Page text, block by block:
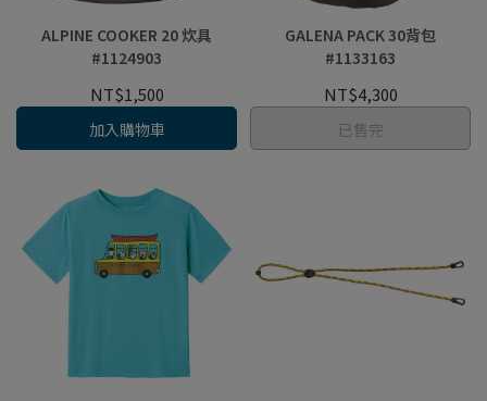
ALPINE COOKER 20 炊具
#1124903
NT$1,500
加入購物車
GALENA PACK 30背包
#1133163
NT$4,300
已售完